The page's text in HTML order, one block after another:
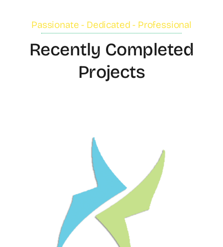
Passionate - Dedicated - Professional
Recently Completed
Projects